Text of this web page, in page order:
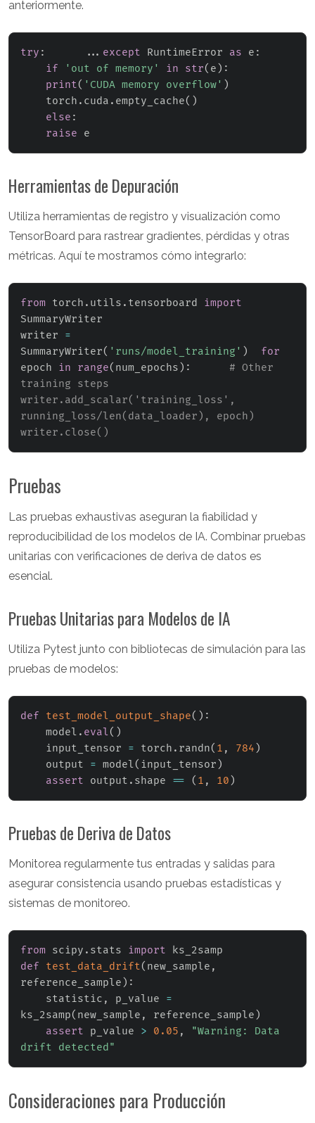
anteriormente.
try : ... except RuntimeError as e :
if
'out of memory' in str( e ) :
print( 'CUDA memory overflow' )
    torch
. cuda . empty_cache( )
else :
raise e
Herramientas de Depuración
Utiliza herramientas de registro y visualización como
TensorBoard para rastrear gradientes, pérdidas y otras
métricas. Aquí te mostramos cómo integrarlo:
from torch . utils . tensorboard import
SummaryWriter
writer =
SummaryWriter( 'runs/model_training' )
for
epoch in range( num_epochs ) :
# Other
training steps
writer.add_scalar('training_loss',
running_loss/len(data_loader), epoch)
writer.close()
Pruebas
Las pruebas exhaustivas aseguran la fiabilidad y
reproducibilidad de los modelos de IA. Combinar pruebas
unitarias con verificaciones de deriva de datos es
esencial.
Pruebas Unitarias para Modelos de IA
Utiliza Pytest junto con bibliotecas de simulación para las
pruebas de modelos:
def test_model_output_shape( ) :
    model
. eval( )
    input_tensor
= torch . randn( 1 , 784 )
    output
= model( input_tensor )
assert output . shape == ( 1 , 10 )
Pruebas de Deriva de Datos
Monitorea regularmente tus entradas y salidas para
asegurar consistencia usando pruebas estadísticas y
sistemas de monitoreo.
from scipy . stats import
def
test_data_drift( new_sample ,
reference_sample ) :
    statistic
, p_value =
ks_2samp( new_sample , reference_sample )
assert p_value > 0.05 ,
"Warning: Data
drift detected"
Consideraciones para Producción